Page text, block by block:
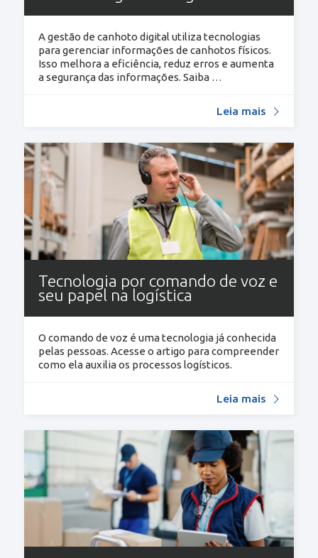
A gestão de canhoto digital utiliza tecnologias
para gerenciar informações de canhotos físicos.
Isso melhora a eficiência, reduz erros e aumenta
a segurança das informações. Saiba …
Leia mais
Tecnologia por comando de voz e
seu papel na logística
O comando de voz é uma tecnologia já conhecida
pelas pessoas. Acesse o artigo para compreender
como ela auxilia os processos logísticos.
Leia mais